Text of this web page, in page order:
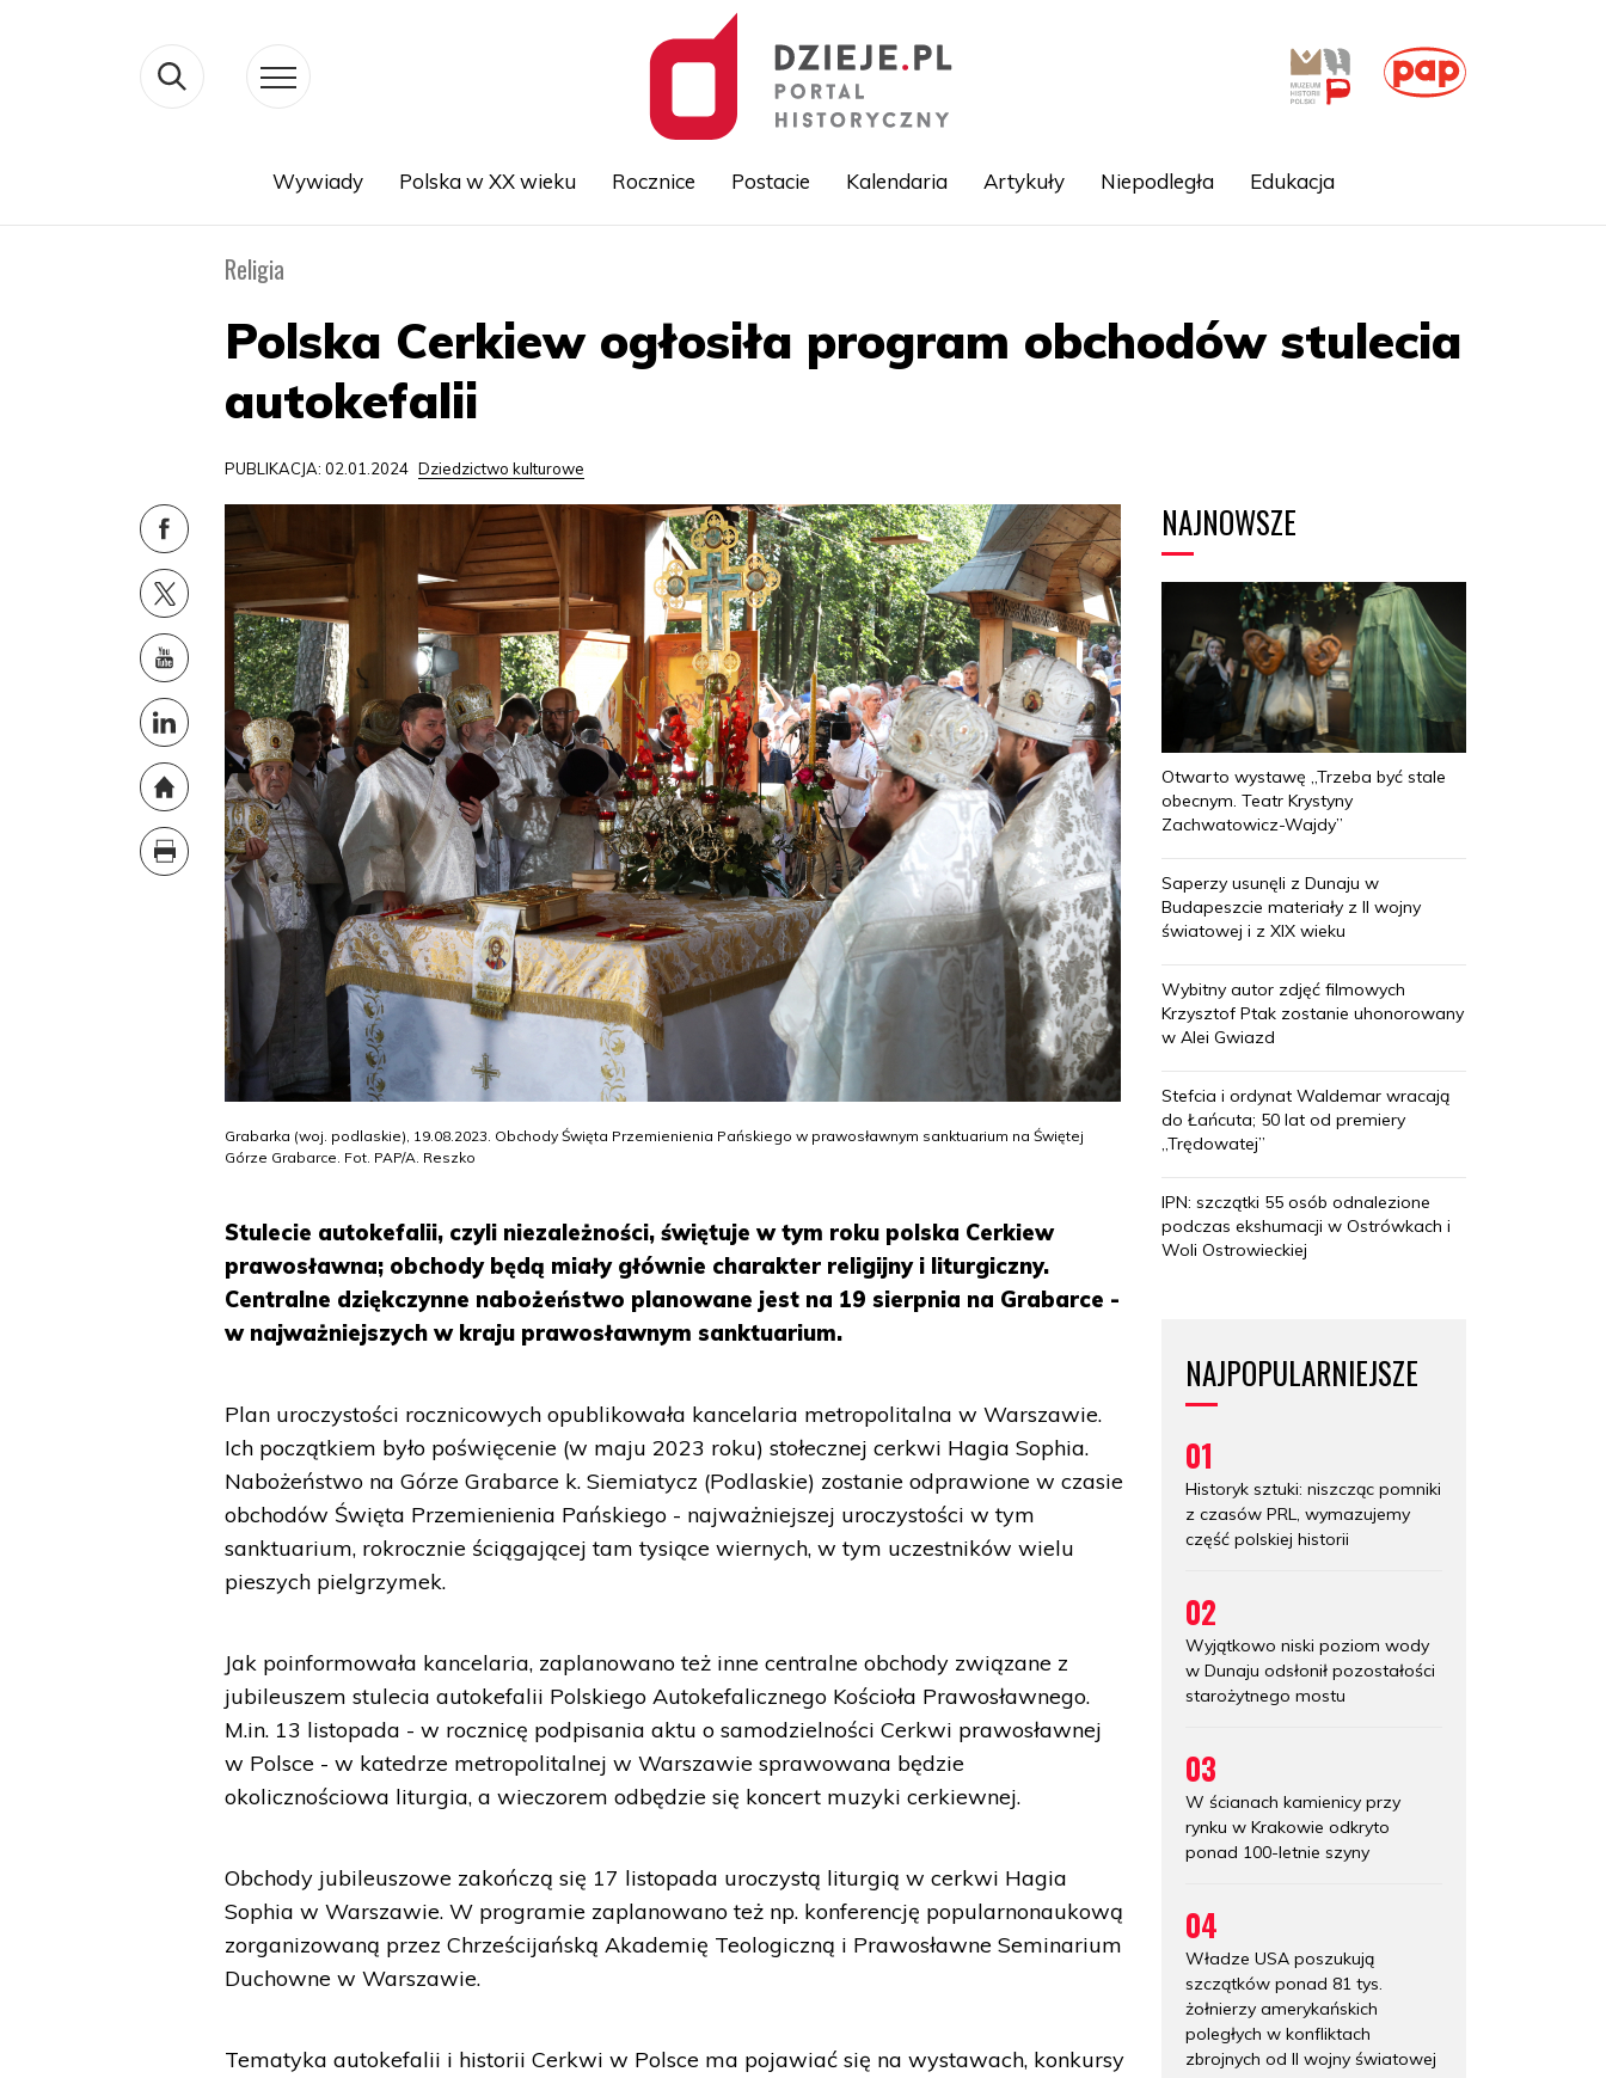
Wywiady Polska w XX wieku Rocznice Postacie Kalendaria Artykuły Niepodległa Edukacja
Religia
Polska Cerkiew ogłosiła program obchodów stulecia
autokefalii
PUBLIKACJA: 02.01.2024 Dziedzictwo kulturowe
Grabarka (woj. podlaskie), 19.08.2023. Obchody Święta Przemienienia Pańskiego w prawosławnym sanktuarium na Świętej
Górze Grabarce. Fot. PAP/A. Reszko
Stulecie autokefalii, czyli niezależności, świętuje w tym roku polska Cerkiew
prawosławna; obchody będą miały głównie charakter religijny i liturgiczny.
Centralne dziękczynne nabożeństwo planowane jest na 19 sierpnia na Grabarce -
w najważniejszych w kraju prawosławnym sanktuarium.
Plan uroczystości rocznicowych opublikowała kancelaria metropolitalna w Warszawie.
Ich początkiem było poświęcenie (w maju 2023 roku) stołecznej cerkwi Hagia Sophia.
Nabożeństwo na Górze Grabarce k. Siemiatycz (Podlaskie) zostanie odprawione w czasie
obchodów Święta Przemienienia Pańskiego - najważniejszej uroczystości w tym
sanktuarium, rokrocznie ściągającej tam tysiące wiernych, w tym uczestników wielu
pieszych pielgrzymek.
Jak poinformowała kancelaria, zaplanowano też inne centralne obchody związane z
jubileuszem stulecia autokefalii Polskiego Autokefalicznego Kościoła Prawosławnego.
M.in. 13 listopada - w rocznicę podpisania aktu o samodzielności Cerkwi prawosławnej
w Polsce - w katedrze metropolitalnej w Warszawie sprawowana będzie
okolicznościowa liturgia, a wieczorem odbędzie się koncert muzyki cerkiewnej.
Obchody jubileuszowe zakończą się 17 listopada uroczystą liturgią w cerkwi Hagia
Sophia w Warszawie. W programie zaplanowano też np. konferencję popularnonaukową
zorganizowaną przez Chrześcijańską Akademię Teologiczną i Prawosławne Seminarium
Duchowne w Warszawie.
Tematyka autokefalii i historii Cerkwi w Polsce ma pojawiać się na wystawach, konkursy
NAJNOWSZE
Otwarto wystawę „Trzeba być stale
obecnym. Teatr Krystyny
Zachwatowicz-Wajdy”
Saperzy usunęli z Dunaju w
Budapeszcie materiały z II wojny
światowej i z XIX wieku
Wybitny autor zdjęć filmowych
Krzysztof Ptak zostanie uhonorowany
w Alei Gwiazd
Stefcia i ordynat Waldemar wracają
do Łańcuta; 50 lat od premiery
„Trędowatej”
IPN: szczątki 55 osób odnalezione
podczas ekshumacji w Ostrówkach i
Woli Ostrowieckiej
NAJPOPULARNIEJSZE
01
Historyk sztuki: niszcząc pomniki
z czasów PRL, wymazujemy
część polskiej historii
02
Wyjątkowo niski poziom wody
w Dunaju odsłonił pozostałości
starożytnego mostu
03
W ścianach kamienicy przy
rynku w Krakowie odkryto
ponad 100-letnie szyny
04
Władze USA poszukują
szczątków ponad 81 tys.
żołnierzy amerykańskich
poległych w konfliktach
zbrojnych od II wojny światowej